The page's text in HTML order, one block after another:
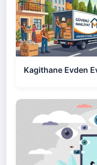
Kagithane Evden